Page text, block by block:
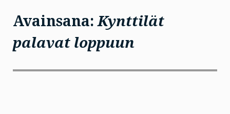
Avainsana:Kynttilät
palavat loppuun